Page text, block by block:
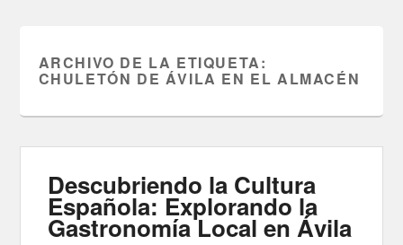
ARCHIVO DE LA ETIQUETA:
CHULETÓN DE ÁVILA EN EL ALMACÉN
Descubriendo la Cultura
Española: Explorando la
Gastronomía Local en Ávila